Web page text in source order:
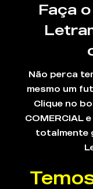
Faça
Não perca
mesmo um
Clique no
COMERCIAL
totalmente